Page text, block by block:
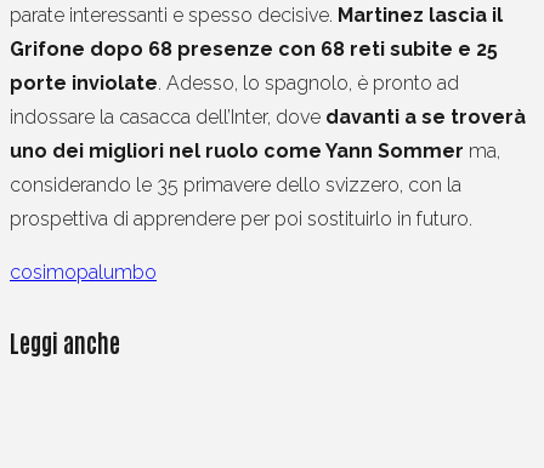
parate interessanti e spesso decisive. Martinez lascia il
Grifone dopo 68 presenze con 68 reti subite e 25
porte inviolate. Adesso, lo spagnolo, è pronto ad
indossare la casacca dell’Inter, dove davanti a se troverà
uno dei migliori nel ruolo come Yann Sommer ma,
considerando le 35 primavere dello svizzero, con la
prospettiva di apprendere per poi sostituirlo in futuro.
cosimopalumbo
Leggi anche